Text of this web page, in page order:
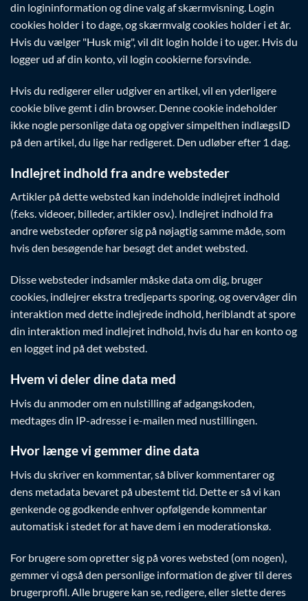
din logininformation og dine valg af skærmvisning. Login
cookies holder i to dage, og skærmvalg cookies holder i et år.
Hvis du vælger "Husk mig", vil dit login holde i to uger. Hvis du
logger ud af din konto, vil login cookierne forsvinde.
Hvis du redigerer eller udgiver en artikel, vil en yderligere
cookie blive gemt i din browser. Denne cookie indeholder
ikke nogle personlige data og opgiver simpelthen indlægsID
på den artikel, du lige har redigeret. Den udløber efter 1 dag.
Indlejret indhold fra andre websteder
Artikler på dette websted kan indeholde indlejret indhold
(f.eks. videoer, billeder, artikler osv.). Indlejret indhold fra
andre websteder opfører sig på nøjagtig samme måde, som
hvis den besøgende har besøgt det andet websted.
Disse websteder indsamler måske data om dig, bruger
cookies, indlejrer ekstra tredjeparts sporing, og overvåger din
interaktion med dette indlejrede indhold, heriblandt at spore
din interaktion med indlejret indhold, hvis du har en konto og
en logget ind på det websted.
Hvem vi deler dine data med
Hvis du anmoder om en nulstilling af adgangskoden,
medtages din IP-adresse i e-mailen med nustillingen.
Hvor længe vi gemmer dine data
Hvis du skriver en kommentar, så bliver kommentarer og
dens metadata bevaret på ubestemt tid. Dette er så vi kan
genkende og godkende enhver opfølgende kommentar
automatisk i stedet for at have dem i en moderationskø.
For brugere som opretter sig på vores websted (om nogen),
gemmer vi også den personlige information de giver til deres
brugerprofil. Alle brugere kan se, redigere, eller slette deres